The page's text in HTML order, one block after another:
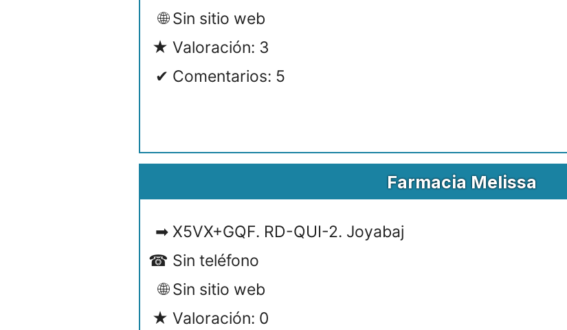
Sin sitio web
Valoración: 3
Comentarios: 5
Farmacia Melissa
X5VX+GQF. RD-QUI-2. Joyabaj
Sin teléfono
Sin sitio web
Valoración: 0